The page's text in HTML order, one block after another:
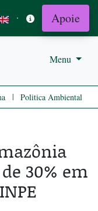
· Apoie
Menu
| Politica Ambiental
30% em